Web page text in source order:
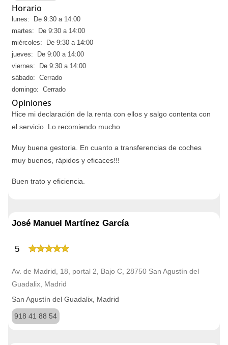
Horario
lunes: De 9:30 a 14:00
martes: De 9:30 a 14:00
miércoles: De 9:30 a 14:00
jueves: De 9:00 a 14:00
viernes: De 9:30 a 14:00
sábado: Cerrado
domingo: Cerrado
Opiniones
Hice mi declaración de la renta con ellos y salgo contenta con
el servicio. Lo recomiendo mucho
Muy buena gestoria. En cuanto a transferencias de coches
muy buenos, rápidos y eficaces!!!
Buen trato y eficiencia.
José Manuel Martínez García
5
Av. de Madrid, 18, portal 2, Bajo C, 28750 San Agustín del
Guadalix, Madrid
San Agustín del Guadalix, Madrid
918 41 88 54